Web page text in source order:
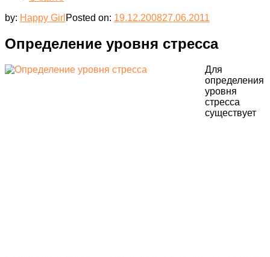
by: Happy Girl Posted on: 19.12.200827.06.2011
Определение уровня стресса
Для
определения
уровня
стресса
существует